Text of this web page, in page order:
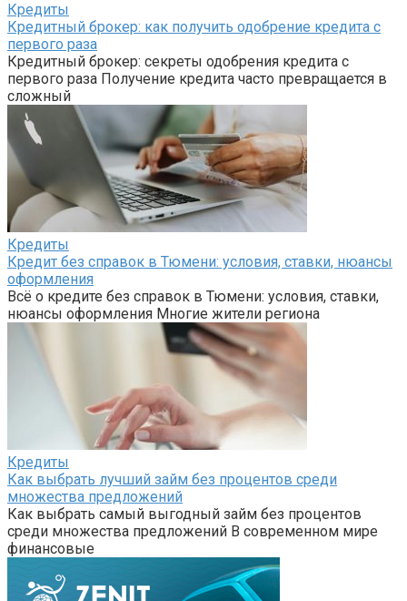
Кредиты
Кредитный брокер: как получить одобрение кредита с
первого раза
Кредитный брокер: секреты одобрения кредита с
первого раза Получение кредита часто превращается в
сложный
Кредиты
Кредит без справок в Тюмени: условия, ставки, нюансы
оформления
Всё о кредите без справок в Тюмени: условия, ставки,
нюансы оформления Многие жители региона
Кредиты
Как выбрать лучший займ без процентов среди
множества предложений
Как выбрать самый выгодный займ без процентов
среди множества предложений В современном мире
финансовые